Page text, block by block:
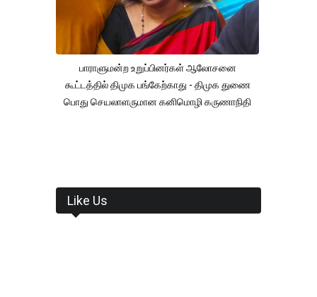
பாராளுமன்ற உறுப்பினர்கள் ஆலோசனை
கூட்டத்தில் திமுக பங்கேற்காது - திமுக துணை
பொது செயலாளருமான கனிமொழி கருணாநிதி
Like Us